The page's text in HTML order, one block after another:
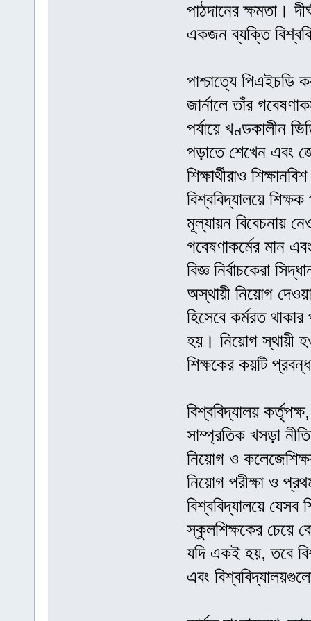
পাঠদানের ক্ষমতা।
একজন ব্যক্তি
পাশ্চাত্যে
জার্নালে তাঁর
পর্যায়ে খণ্ডকালীন
পড়াতে শেখেন এবং
শিক্ষার্থীরাও
বিশ্ববিদ্যালয়ে
মূল্যায়ন বিবেচনায়
গবেষণাকর্মের মান
বিজ্ঞ নির্বাচকেরা
অস্থায়ী নিয়োগ
হিসেবে কর্মরত থাকার
হয়। নিয়োগ স্থায়ী
শিক্ষকের কয়টি
বিশ্ববিদ্যালয়
সাম্প্রতিক খসড়া
নিয়োগ ও
নিয়োগ পরীক্ষা ও
বিশ্ববিদ্যালয়ে
স্কুলশিক্ষকের চেয়ে
যদি একই হয়, তবে
এবং